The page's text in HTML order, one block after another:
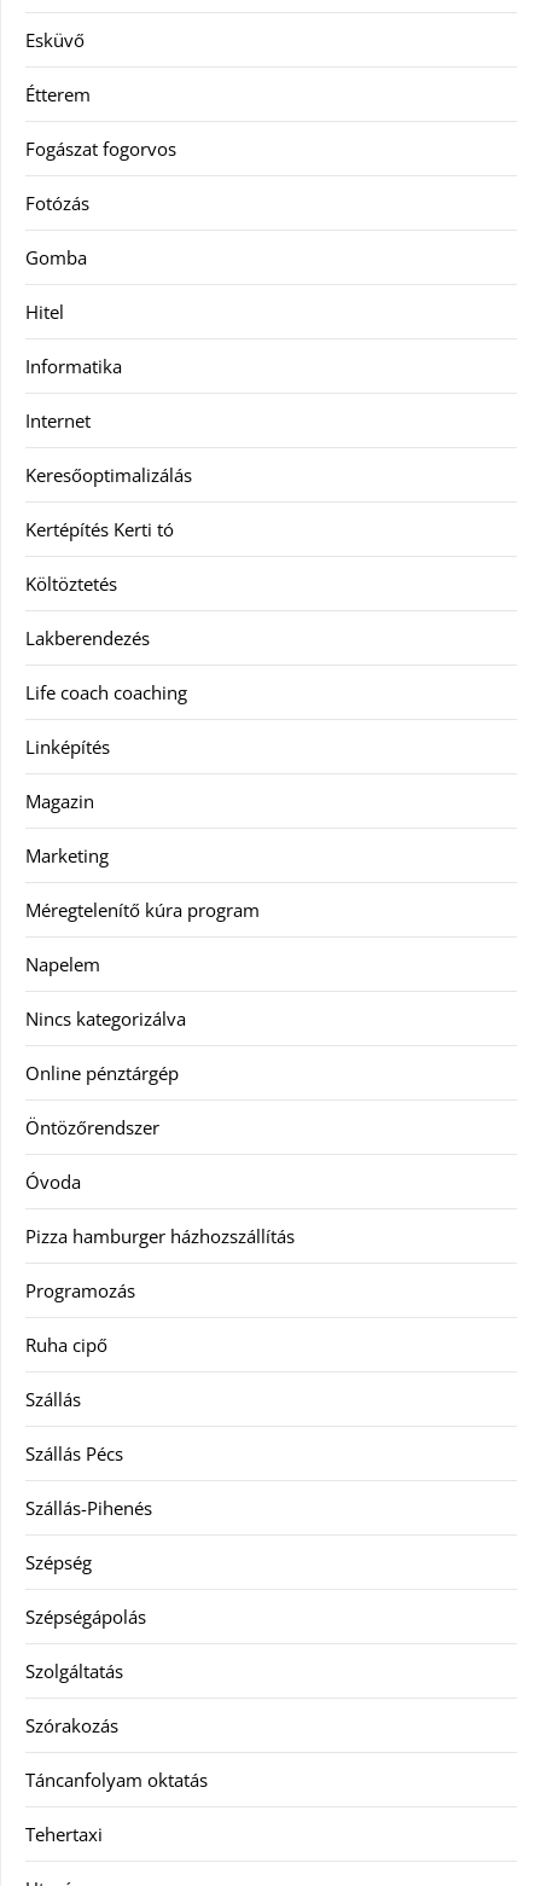
Esküvő
Étterem
Fogászat fogorvos
Fotózás
Gomba
Hitel
Informatika
Internet
Keresőoptimalizálás
Kertépítés Kerti tó
Költöztetés
Lakberendezés
Life coach coaching
Linképítés
Magazin
Marketing
Méregtelenítő kúra program
Napelem
Nincs kategorizálva
Online pénztárgép
Öntözőrendszer
Óvoda
Pizza hamburger házhozszállítás
Programozás
Ruha cipő
Szállás
Szállás Pécs
Szállás-Pihenés
Szépség
Szépségápolás
Szolgáltatás
Szórakozás
Táncanfolyam oktatás
Tehertaxi